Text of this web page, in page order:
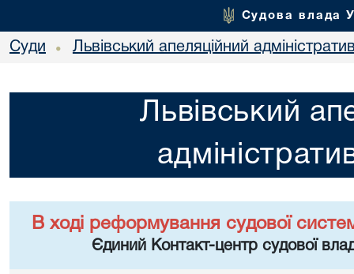
Судова влада
Суди • Львівський апеляційний
Львівський
В ході реформування судової
Єдиний Контакт-центр судової